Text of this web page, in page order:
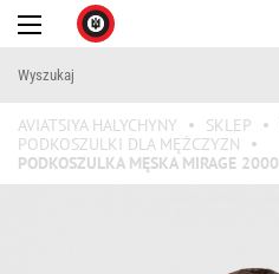
AVIATSIYA HALYCHYNY SKLEP
PODKOSZULKI DLA MĘŻCZYZN
PODKOSZULKA MĘSKA MIRAGE 2000